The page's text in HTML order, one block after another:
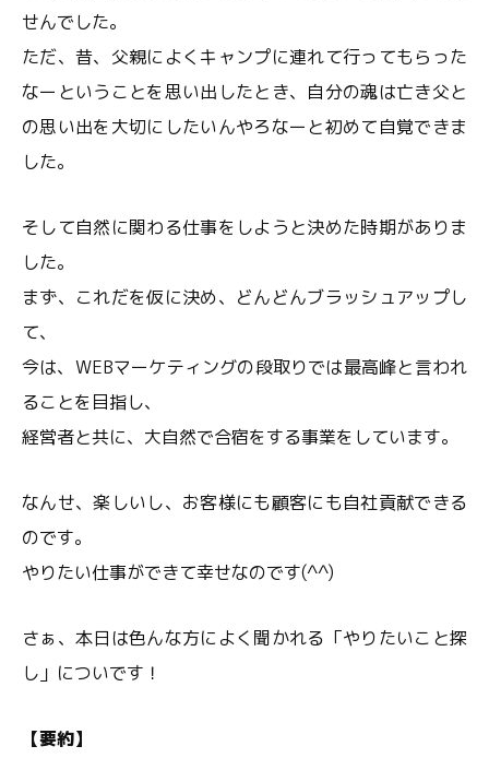
せんでした。
ただ、昔、父親によくキャンプに連れて行ってもらった
なーということを思い出したとき、自分の魂は亡き父と
の思い出を大切にしたいんやろなーと初めて自覚できま
した。
そして自然に関わる仕事をしようと決めた時期がありま
した。
まず、これだを仮に決め、どんどんブラッシュアップし
て、
今は、WEBマーケティングの段取りでは最高峰と言われ
ることを目指し、
経営者と共に、大自然で合宿をする事業をしています。
なんせ、楽しいし、お客様にも顧客にも自社貢献できる
のです。
やりたい仕事ができて幸せなのです(^^)
さぁ、本日は色んな方によく聞かれる「やりたいこと探
し」についです！
【要約】